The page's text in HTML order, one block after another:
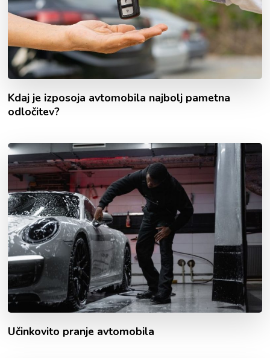
Kdaj je izposoja avtomobila najbolj pametna
odločitev?
Učinkovito pranje avtomobila